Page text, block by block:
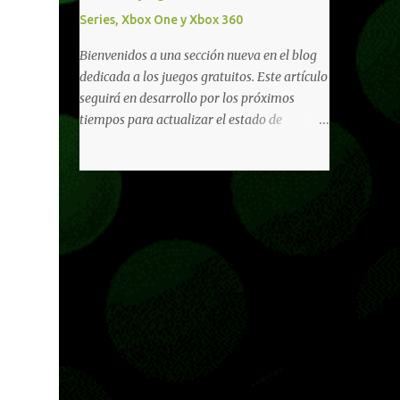
diferentes títulos. Todas estas ventajas se
pueden reclamar desde la sección de Game
Pass o en tu aplicación de Xbox yendo
directamente a la pestaña de Game Pass.
Essential también ahora sumará el acceso a
la Nube de Xbox, el cual nos permitite jugar
juegos compatibles si es que los compramos
ser compatibles con la función Transmite tu
Propios Juegos). Pueden leer más...
Series, Xbox One y Xbox 360
Bienvenidos a una sección nueva en el blog
dedicada a los juegos gratuitos. Este artículo
seguirá en desarrollo por los próximos
tiempos para actualizar el estado de
hemos remarcado los juegos gratuitos que
están limitados o en otras regiones. Dichos
títulos ofrecen contenidos limitados o no se
encuentran en algunas regiones de América